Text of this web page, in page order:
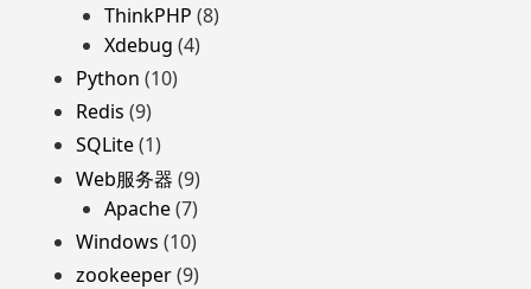
ThinkPHP (8)
Xdebug (4)
Python (10)
Redis (9)
SQLite(1)
Web服务器 (9)
Apache(7)
Windows (10)
zookeeper(9)